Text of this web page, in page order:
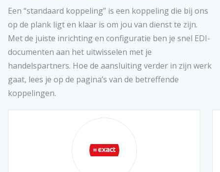
Een “standaard koppeling” is een koppeling die bij ons
op de plank ligt en klaar is om jou van dienst te zijn.
Met de juiste inrichting en configuratie ben je snel EDI-
documenten aan het uitwisselen met je
handelspartners. Hoe de aansluiting verder in zijn werk
gaat, lees je op de pagina’s van de betreffende
koppelingen.